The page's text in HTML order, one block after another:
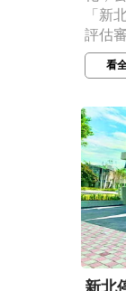
「新
評估
看
新北